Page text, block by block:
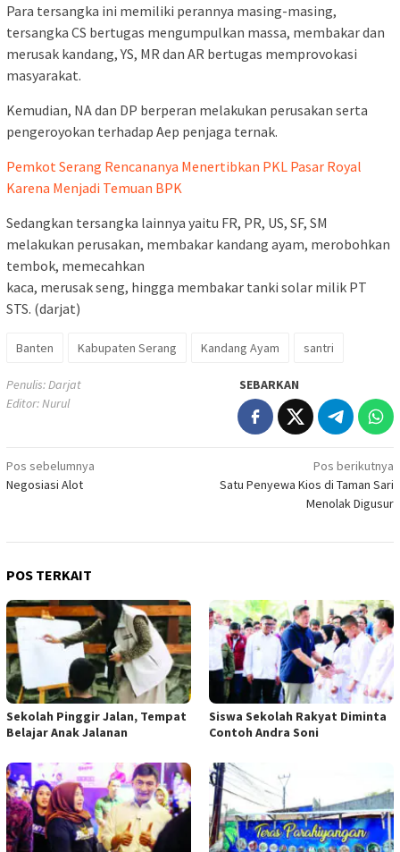
Para tersangka ini memiliki perannya masing-masing,
tersangka CS bertugas mengumpulkan massa, membakar dan
merusak kandang, YS, MR dan AR bertugas memprovokasi
masyarakat.
Kemudian, NA dan DP berperan melakukan perusakan serta
pengeroyokan terhadap Aep penjaga ternak.
Pemkot Serang Rencananya Menertibkan PKL Pasar Royal
Karena Menjadi Temuan BPK
Sedangkan tersangka lainnya yaitu FR, PR, US, SF, SM
melakukan perusakan, membakar kandang ayam, merobohkan
tembok, memecahkan
kaca, merusak seng, hingga membakar tanki solar milik PT
STS. (darjat)
Banten Kabupaten Serang Kandang Ayam santri
Penulis: Darjat
Editor: Nurul
SEBARKAN
Navigasi
pos
Pos sebelumnya
Negosiasi Alot
Pos berikutnya
Satu Penyewa Kios di Taman Sari
Menolak Digusur
POS TERKAIT
Sekolah Pinggir Jalan, Tempat
Belajar Anak Jalanan
Siswa Sekolah Rakyat Diminta
Contoh Andra Soni